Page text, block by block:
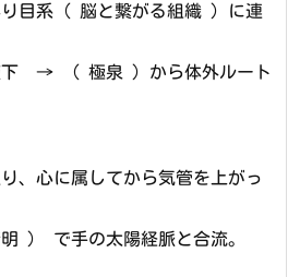
目系（ 脳と繋がる組織 ）に連
下 → （ 極泉 ）から体外ルート
、心に属してから気管を上がっ
） で手の太陽経脈と合流。